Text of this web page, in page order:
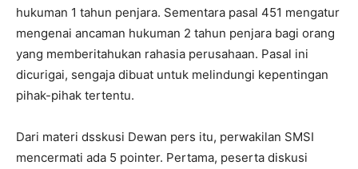
hukuman 1 tahun penjara. Sementara pasal 451 mengatur
mengenai ancaman hukuman 2 tahun penjara bagi orang
yang memberitahukan rahasia perusahaan. Pasal ini
dicurigai, sengaja dibuat untuk melindungi kepentingan
pihak-pihak tertentu.
Dari materi dsskusi Dewan pers itu, perwakilan SMSI
mencermati ada 5 pointer. Pertama, peserta diskusi